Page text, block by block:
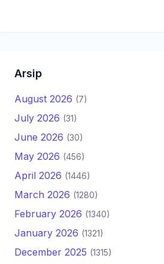
Arsip
August 2026 (7)
July 2026 (31)
June 2026 (30)
May 2026 (456)
April 2026 (1446)
March 2026 (1280)
February 2026 (1340)
January 2026 (1321)
December 2025 (1315)